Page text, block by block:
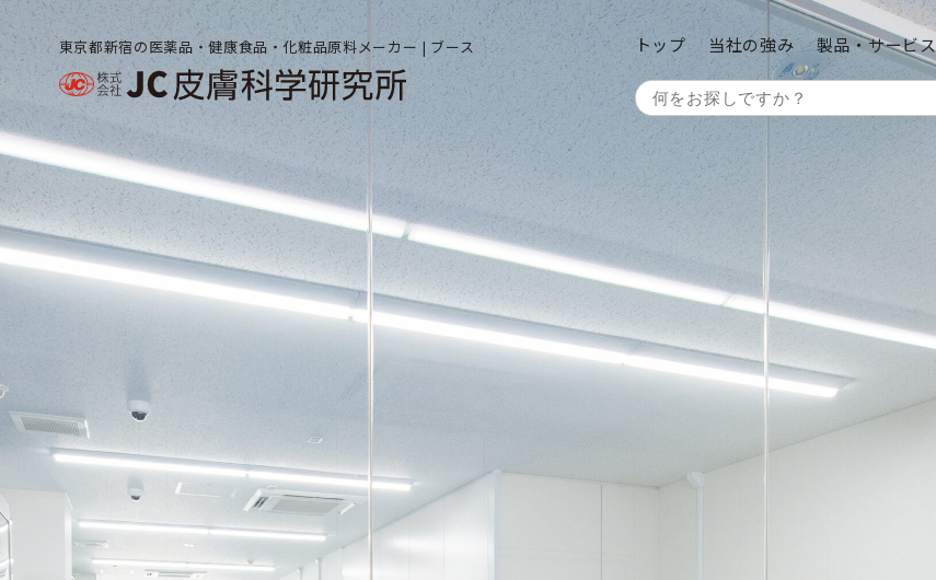
東京都新宿の医薬品・健康食品・化粧品原料メーカー | ブース トップ 当社の強み 製品・サービス